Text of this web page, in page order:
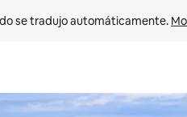
se tradujo automáticamente.